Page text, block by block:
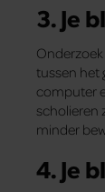
3. Je
tussen het
computer
scholieren
minder
4. Je